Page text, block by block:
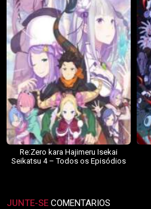
Re:Zero kara Hajimeru Isekai
Seikatsu 4 – Todos os Episódios
JUNTE-SE COMENTARIOS